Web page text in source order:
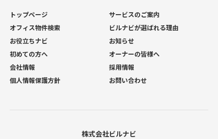
トップページ
サービスのご案内
オフィス物件検索
ビルナビが選ばれる理由
お役立ちナビ
お知らせ
初めての方へ
オーナーの皆様へ
会社情報
採用情報
個人情報保護方針
お問い合わせ
株式会社ビルナビ